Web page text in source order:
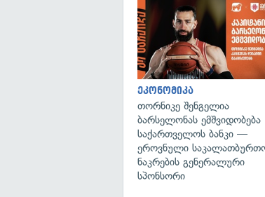
ეკონომიკა
თორნიკე შენგელია
ბარსელონას ემშვიდობება
საქართველოს ბანკი —
ეროვნული
ნაკრების გენერალური
სპონსორი